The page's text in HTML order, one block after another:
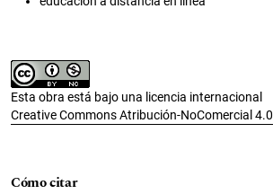
Esta obra está bajo una licencia internacional
Creative Commons Atribución-NoComercial 4.0
Cómo citar